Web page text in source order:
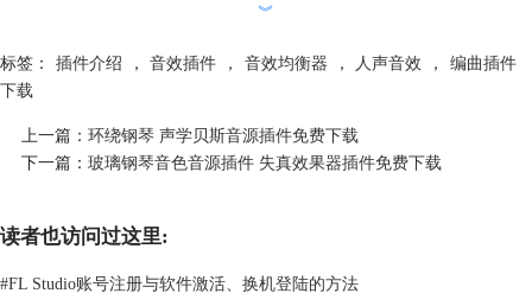
都是MP3格式，可以免费商用，但不得另行打包售卖。在使用时建议加上
来源小森平和网址作为支持，我们特意打包已有的音效，请关注公众
如果你平时有做游戏相关音乐或者视频的需求，就千万别错过了，这样良
音效包体积：280MB（格式MP3）
︾
标签： 插件介绍 ， 音效插件 ， 音效均衡器 ， 人声音效 ，
编曲插件
下载
上一篇： 环绕钢琴 声学贝斯音源插件免费下载
下一篇： 玻璃钢琴音色音源插件 失真效果器插件免费下载
读者也访问过这里:
#FL Studio账号注册与软件激活、换机登陆的方法